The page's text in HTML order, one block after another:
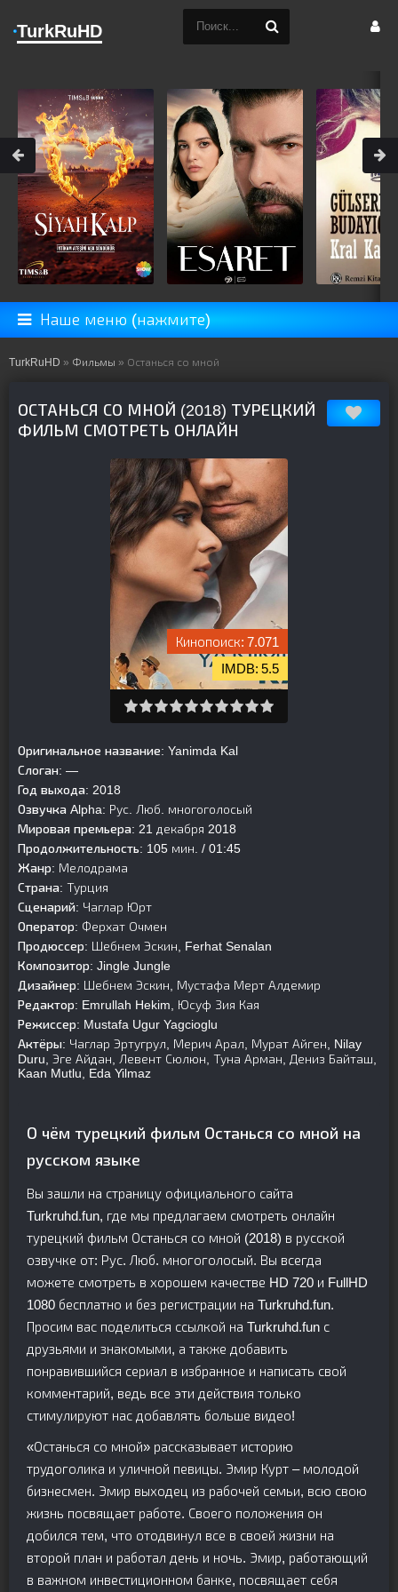
Наше меню (нажмите)
TurkRuHD » Фильмы » Останься со мной
ОСТАНЬСЯ СО МНОЙ (2018) ТУРЕЦКИЙ
ФИЛЬМ СМОТРЕТЬ ОНЛАЙН
7.071
5.5
Оригинальное название: Yanimda Kal
Слоган: —
Год выхода: 2018
Озвучка Alpha: Рус. Люб. многоголосый
Мировая премьера: 21 декабря 2018
Продолжительность: 105 мин. / 01:45
Жанр: Мелодрама
Страна: Турция
Сценарий: Чаглар Юрт
Оператор: Ферхат Очмен
Продюссер: Шебнем Эскин, Ferhat Senalan
Композитор: Jingle Jungle
Дизайнер: Шебнем Эскин, Мустафа Мерт Алдемир
Редактор: Emrullah Hekim, Юсуф Зия Кая
Режиссер: Mustafa Ugur Yagcioglu
Актёры: Чаглар Эртугрул, Мерич Арал, Мурат Айген, Nilay
Duru, Эге Айдан, Левент Сюлюн, Туна Арман, Дениз Байташ,
Kaan Mutlu, Eda Yilmaz
О чём турецкий фильм Останься со мной на
русском языке
Вы зашли на страницу официального сайта
Turkruhd.fun, где мы предлагаем смотреть онлайн
турецкий фильм Останься со мной (2018) в русской
озвучке от: Рус. Люб. многоголосый. Вы всегда
можете смотреть в хорошем качестве HD 720 и FullHD
1080 бесплатно и без регистрации на Turkruhd.fun.
Просим вас поделиться ссылкой на Turkruhd.fun с
друзьями и знакомыми, а также добавить
понравившийся сериал в избранное и написать свой
комментарий, ведь все эти действия только
стимулируют нас добавлять больше видео!
«Останься со мной» рассказывает историю
трудоголика и уличной певицы. Эмир Курт – молодой
бизнесмен. Эмир выходец из рабочей семьи, всю свою
жизнь посвящает работе. Своего положения он
добился тем, что отодвинул все в своей жизни на
второй план и работал день и ночь. Эмир, работающий
в важном инвестиционном банке, посвящает себя
TurkRuHD